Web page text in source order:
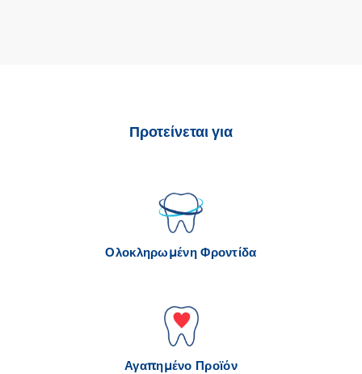
Προτείνεται για
Ολοκληρωμένη Φροντίδα
Αγαπημένο Προϊόν